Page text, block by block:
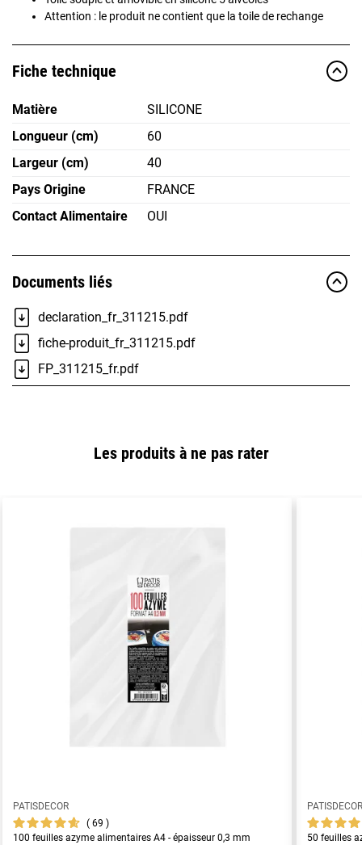
Attention : le produit ne contient que la toile de rechange
Fiche technique
Matière
SILICONE
Longueur (cm)
60
Largeur (cm)
40
Pays Origine
FRANCE
Contact Alimentaire
OUI
Documents liés
declaration_fr_311215.pdf
fiche-produit_fr_311215.pdf
FP_311215_fr.pdf
Les produits à ne pas rater
PATISDECOR
69
100 feuilles azyme alimentaires A4 - épaisseur 0,3 mm
50 feuilles